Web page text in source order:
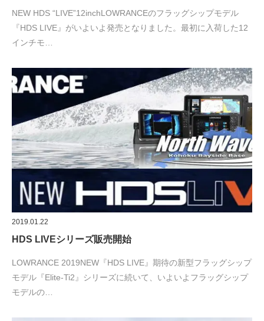
NEW HDS “LIVE”12inchLOWRANCEのフラッグシップモデル
『HDS LIVE』がいよいよ発売となりました。最初に入荷した12
インチモ…
2019.01.22
HDS LIVEシリーズ販売開始
LOWRANCE 2019NEW『HDS LIVE』期待の新型フラッグシップ
モデル『Elite-Ti2』シリーズに続いて、いよいよフラッグシップ
モデルの…